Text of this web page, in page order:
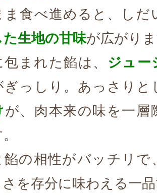
ま食べ進めると、しだ
た生地の甘味が広がり
まれた餡は、 ジュー
ぎっしり。あっさりと
が、肉本来の味を一層
餡の相性がバッチリで
を存分に味わえる一